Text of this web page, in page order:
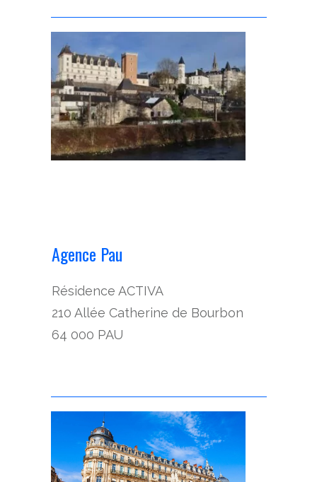
Agence Pau
Résidence ACTIVA
210 Allée Catherine de Bourbon
64 000 PAU